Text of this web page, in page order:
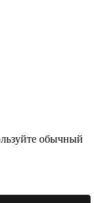
обычный